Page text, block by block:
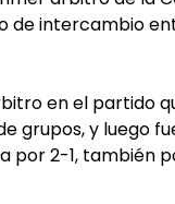
de intercambio
en el partido
grupos, y luego
por 2-1, también